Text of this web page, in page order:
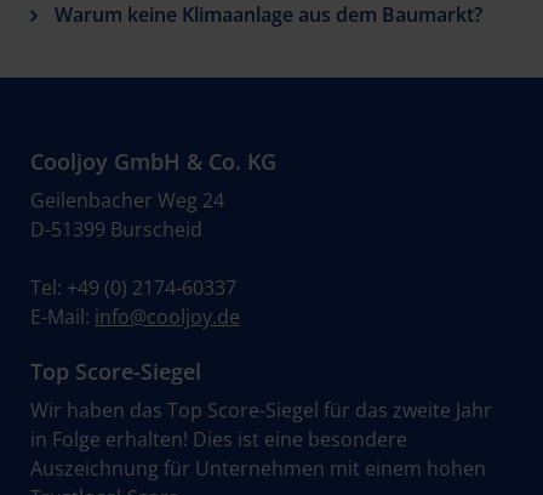
Warum keine Klimaanlage aus dem Baumarkt?
Cooljoy GmbH & Co. KG
Geilenbacher Weg 24
D-51399 Burscheid
Tel: +49 (0) 2174-60337
E-Mail: info@cooljoy.de
Top Score-Siegel
Wir haben das Top Score-Siegel für das zweite Jahr
in Folge erhalten! Dies ist eine besondere
Auszeichnung für Unternehmen mit einem hohen